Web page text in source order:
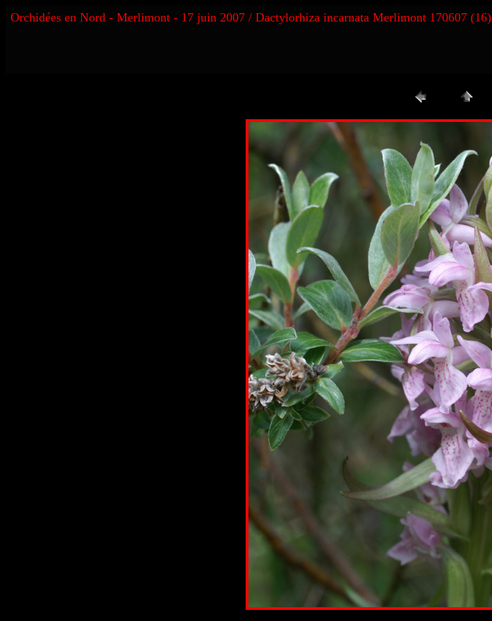
Orchidées en Nord - Merlimont - 17 juin 2007 / Dactylorhiza incarnata Merlimont 170607 (16)